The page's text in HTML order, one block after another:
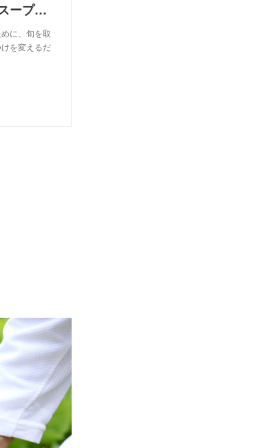
愛犬手づくりごはん３「庭採れ春キャベツと鶏胸肉の具沢山スープ」 - GardenStory (ガーデンストーリー)
に、旬を取
を変えるだ